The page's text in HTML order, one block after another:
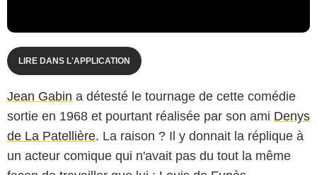
LIRE DANS L'APPLICATION
Jean Gabin a détesté le tournage de cette comédie
sortie en 1968 et pourtant réalisée par son ami Denys
de La Patellière. La raison ? Il y donnait la réplique à
un acteur comique qui n'avait pas du tout la même